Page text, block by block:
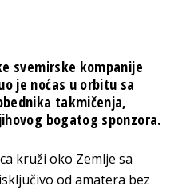
svemirske kompanije
je noćas u orbitu sa
takmičenja,
bogatog sponzora.
kruži oko Zemlje sa
od amatera bez